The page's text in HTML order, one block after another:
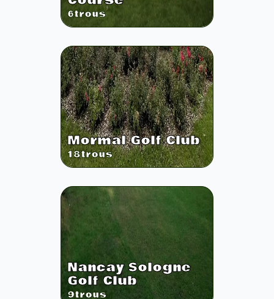
6trous
Mormal Golf Club
18trous
Nancay Sologne
Golf Club
9trous